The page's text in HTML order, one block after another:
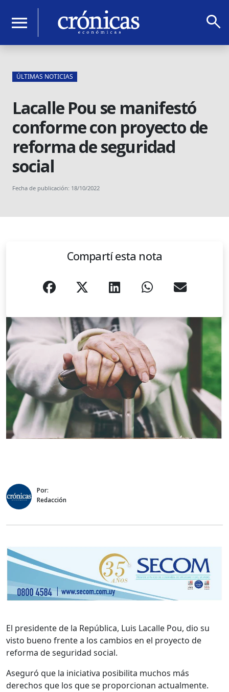
menu search
ÚLTIMAS NOTICIAS
Lacalle Pou se manifestó
conforme con proyecto de
reforma de seguridad
social
Fecha de publicación: 18/10/2022
Compartí esta nota
Por:
Redacción
El presidente de la República, Luis Lacalle Pou, dio su
visto bueno frente a los cambios en el proyecto de
reforma de seguridad social.
Aseguró que la iniciativa posibilita muchos más
derechos que los que se proporcionan actualmente.